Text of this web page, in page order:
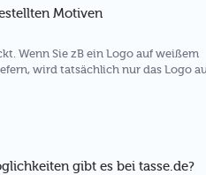
Motiven
Wenn Sie zB ein Logo auf weißem
wird tatsächlich nur das Logo
gibt es bei tasse.de?